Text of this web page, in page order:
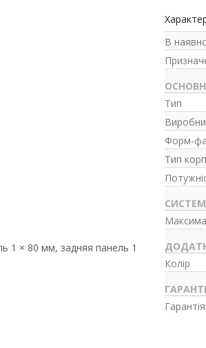
1 × 80 мм, задняя панель 1
В
Тип
Форм-
Тип
Колір
Гарантія